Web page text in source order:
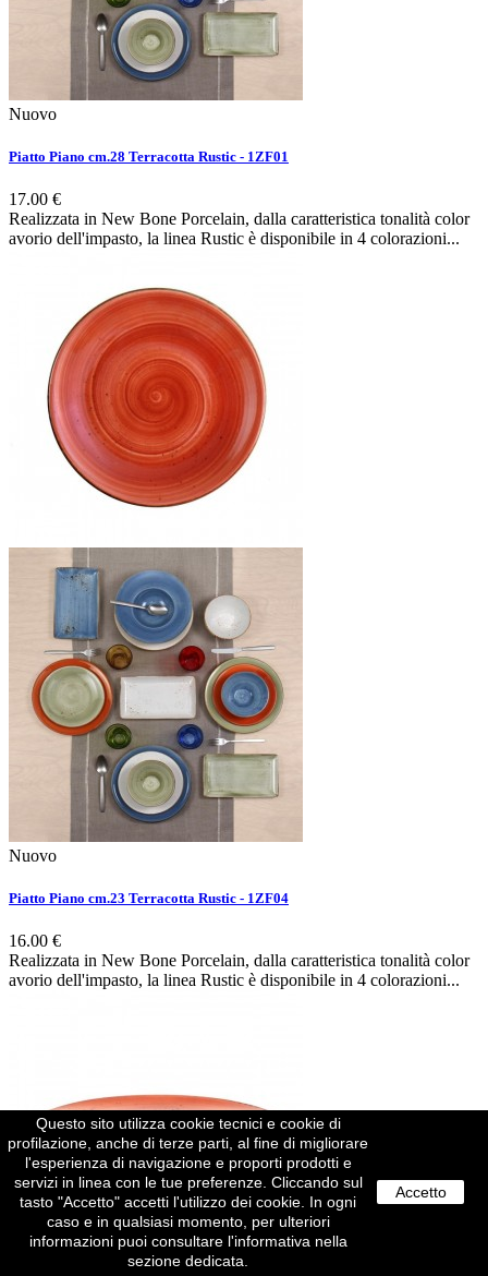
Questo sito utilizza cookie tecnici e cookie di
profilazione, anche di terze parti, al fine di migliorare
l'esperienza di navigazione e proporti prodotti e
servizi in linea con le tue preferenze. Cliccando sul
tasto "Accetto" accetti l'utilizzo dei cookie. In ogni
caso e in qualsiasi momento, per ulteriori
informazioni puoi consultare l'informativa nella
sezione dedicata.
Accetto
Nuovo
Piatto Piano cm.28 Terracotta Rustic - 1ZF01
17.00 €
Realizzata in New Bone Porcelain, dalla caratteristica tonalità color
avorio dell'impasto, la linea Rustic è disponibile in 4 colorazioni...
Nuovo
Piatto Piano cm.23 Terracotta Rustic - 1ZF04
16.00 €
Realizzata in New Bone Porcelain, dalla caratteristica tonalità color
avorio dell'impasto, la linea Rustic è disponibile in 4 colorazioni...